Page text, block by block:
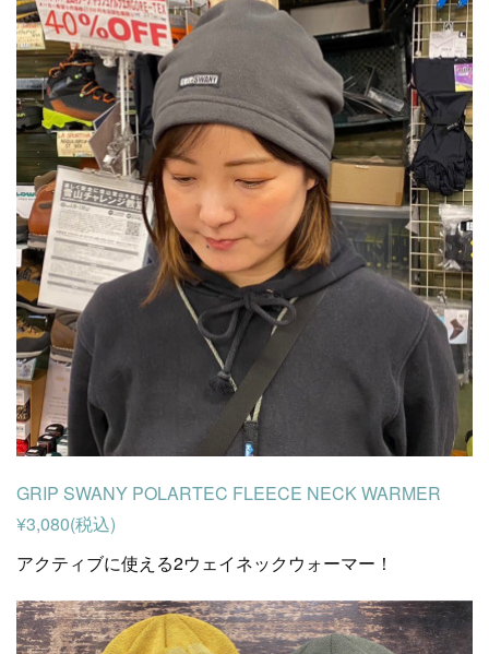
GRIP SWANY POLARTEC FLEECE NECK WARMER
¥3,080(税込)
アクティブに使える2ウェイネックウォーマー！